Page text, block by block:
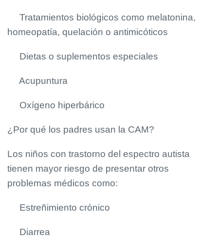
Tratamientos biológicos como melatonina,
homeopatía, quelación o antimicóticos
Dietas o suplementos especiales
Acupuntura
Oxígeno hiperbárico
¿Por qué los padres usan la CAM?
Los niños con trastorno del espectro autista
tienen mayor riesgo de presentar otros
problemas médicos como:
Estreñimiento crónico
Diarrea